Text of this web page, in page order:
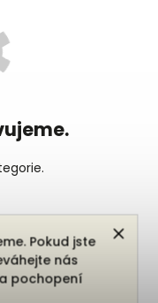
Pokud jste
nás
pochopení
práva vyhrazena.